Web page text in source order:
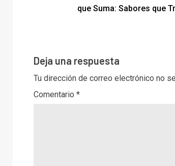
que Suma: Sabores que
Deja una respuesta
Tu dirección de correo electrónico no
Comentario *